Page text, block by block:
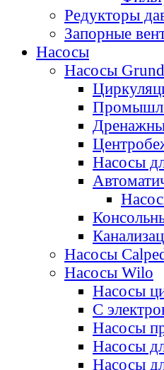
Редукторы
Запорные
Насосы
Насосы
Насосы
Насосы
Насосы Wilo
Насосы
С
Насосы
Насосы
Насосы